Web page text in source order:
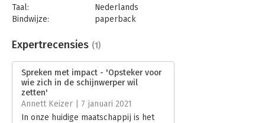
Taal:
Nederlands
Bindwijze:
paperback
Uitgever:
Academia Press
Verschijningsdatum:
20-10-2020
Hoofdrubriek: Communicatie en media
Expertrecensies (1)
Spreken met impact - 'Opsteker voor
wie zich in de schijnwerper wil
zetten'
Annett Keizer | 7 januari 2021
In onze huidige maatschappij is het